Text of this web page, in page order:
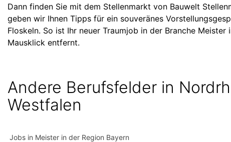
Dann finden Sie mit dem Stellenmarkt von Bauwelt
geben wir Ihnen Tipps für ein souveränes
Floskeln. So ist Ihr neuer Traumjob in der Branche
Mausklick entfernt.
Andere Berufsfelder in
Westfalen
Jobs in Meister in der Region Bayern